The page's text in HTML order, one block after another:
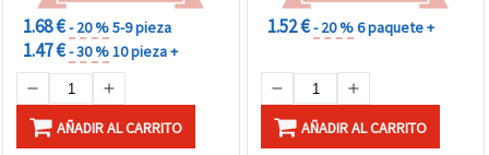
1.68 €- 20 %5-9 pieza
1.47 €- 30 %10 pieza +
AÑADIR AL CARRITO
1.52 €- 20 %6 paquete +
AÑADIR AL CARRITO